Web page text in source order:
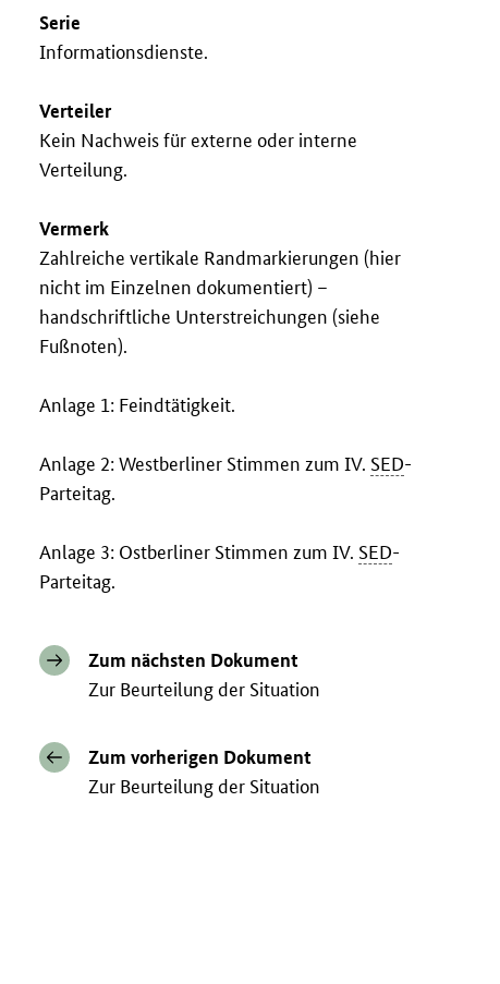
Serie
Informationsdienste.
Verteiler
Kein Nachweis für externe oder interne
Verteilung.
Vermerk
Zahlreiche vertikale Randmarkierungen (hier
nicht im Einzelnen dokumentiert) –
handschriftliche Unterstreichungen (siehe
Fußnoten).
Anlage 1: Feindtätigkeit.
Anlage 2: Westberliner Stimmen zum IV. SED-
Parteitag.
Anlage 3: Ostberliner Stimmen zum IV. SED-
Parteitag.
Zum nächsten Dokument
Zur Beurteilung der Situation
Zum vorherigen Dokument
Zur Beurteilung der Situation